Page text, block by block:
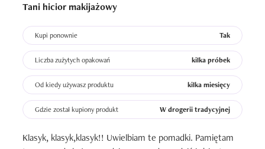
Tani hicior makijażowy
Kupi ponownie Tak
Liczba zużytych opakowań kilka próbek
Od kiedy używasz produktu kilka miesięcy
Gdzie został kupiony produkt W drogerii tradycyjnej
Klasyk, klasyk,klasyk!! Uwielbiam te pomadki. Pamiętam